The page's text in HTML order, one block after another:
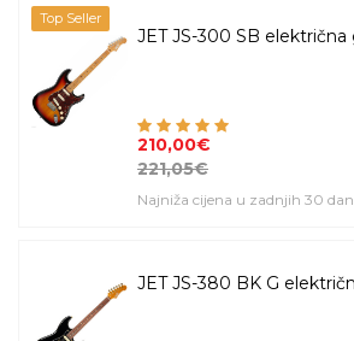
Top Seller
JET JS-300 SB električna
210,00€
221,05€
Najniža cijena u zadnjih 30
JET JS-380 BK G